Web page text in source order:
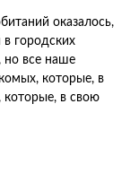
оказалось,
городских
но все наше
которые, в
которые, в свою